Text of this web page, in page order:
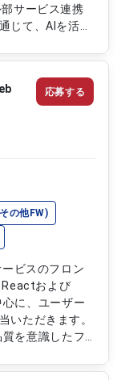
サービス連携
じて、AIを活用
質向上に向け
いただきます。
能開発および
した機能の設
業務支援機能
の連携機能開発
の他FW)
ビスのフロン
Reactおよび
に、ユーザー
いただきます。
を意識したフ
よび安定した開
応募する